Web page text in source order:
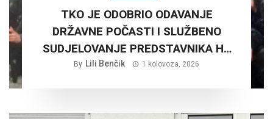
TKO JE ODOBRIO ODAVANJE
DRŽAVNE POČASTI I SLUŽBENO
SUDJELOVANJE PREDSTAVNIKA HV
NA RUŠNJAKU KOD BADERNE 27,
By Lili Benčik 1 kolovoza, 2026